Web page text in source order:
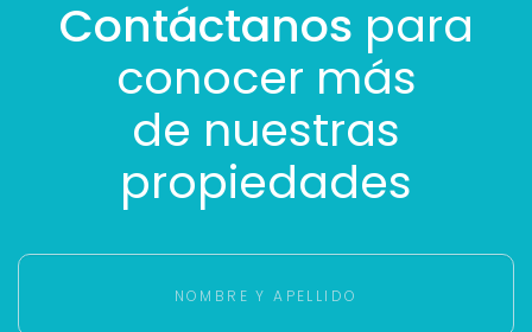
Contáctanos para
conocer más
de nuestras
propiedades